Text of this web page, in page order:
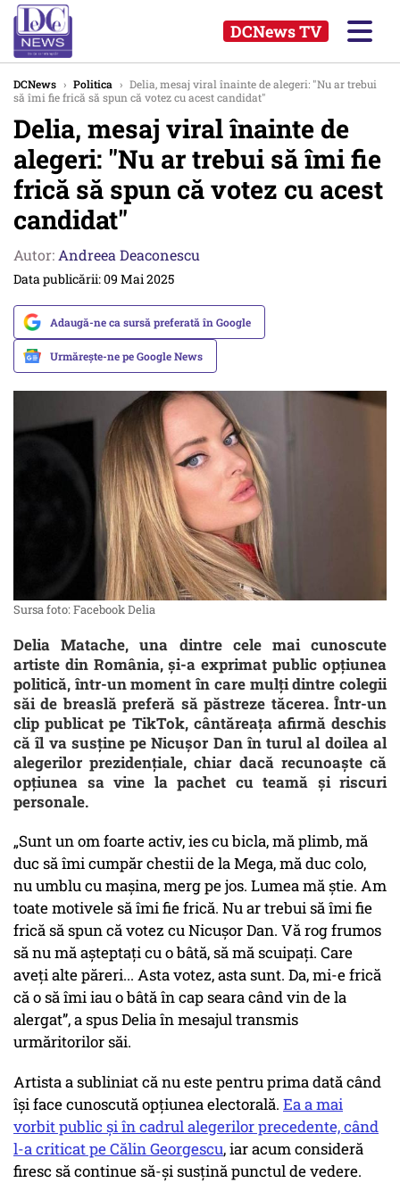
DCNews TV
DCNews › Politica › Delia, mesaj viral înainte de alegeri: "Nu ar trebui
să îmi fie frică să spun că votez cu acest candidat"
Delia, mesaj viral înainte de
alegeri: "Nu ar trebui să îmi fie
frică să spun că votez cu acest
candidat"
Autor: Andreea Deaconescu
Data publicării: 09 Mai 2025
Adaugă-ne ca sursă preferată în Google
Urmărește-ne pe Google News
Sursa foto: Facebook Delia
Delia Matache, una dintre cele mai cunoscute
artiste din România, și-a exprimat public opțiunea
politică, într-un moment în care mulți dintre colegii
săi de breaslă preferă să păstreze tăcerea. Într-un
clip publicat pe TikTok, cântăreața afirmă deschis
că îl va susține pe Nicușor Dan în turul al doilea al
alegerilor prezidențiale, chiar dacă recunoaște că
opțiunea sa vine la pachet cu teamă și riscuri
personale.
„Sunt un om foarte activ, ies cu bicla, mă plimb, mă
duc să îmi cumpăr chestii de la Mega, mă duc colo,
nu umblu cu mașina, merg pe jos. Lumea mă știe. Am
toate motivele să îmi fie frică. Nu ar trebui să îmi fie
frică să spun că votez cu Nicușor Dan. Vă rog frumos
să nu mă așteptați cu o bâtă, să mă scuipați. Care
aveți alte păreri... Asta votez, asta sunt. Da, mi-e frică
că o să îmi iau o bâtă în cap seara când vin de la
alergat”, a spus Delia în mesajul transmis
urmăritorilor săi.
Artista a subliniat că nu este pentru prima dată când
își face cunoscută opțiunea electorală. Ea a mai
vorbit public și în cadrul alegerilor precedente, când
l-a criticat pe Călin Georgescu, iar acum consideră
firesc să continue să-și susțină punctul de vedere.